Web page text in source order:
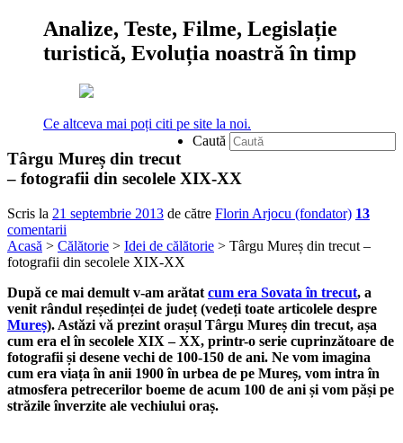
Analize, Teste, Filme, Legislație
turistică, Evoluția noastră în timp
Ce altceva mai poți citi pe site la noi.
Caută
Târgu Mureș din trecut
– fotografii din secolele XIX-XX
Scris la 21 septembrie 2013 de către Florin Arjocu (fondator) 13
comentarii
Acasă > Călătorie > Idei de călătorie > Târgu Mureș din trecut –
fotografii din secolele XIX-XX
După ce mai demult v-am arătat cum era Sovata în trecut, a
venit rândul reședinței de județ (vedeți toate articolele despre
Mureș). Astăzi vă prezint orașul Târgu Mureș din trecut, așa
cum era el în secolele XIX – XX, printr-o serie cuprinzătoare de
fotografii și desene vechi de 100-150 de ani. Ne vom imagina
cum era viața în anii 1900 în urbea de pe Mureș, vom intra în
atmosfera petrecerilor boeme de acum 100 de ani și vom păși pe
străzile înverzite ale vechiului oraș.